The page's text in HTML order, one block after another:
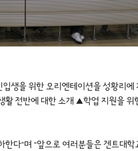
생을 위한 오리엔테이션을 성황리
반에 대한 소개 ▲학업 지원을 위
다”며 “앞으로 여러분들은 겐트대